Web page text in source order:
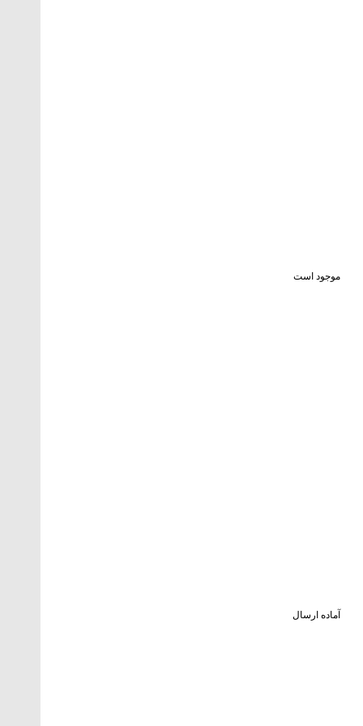
موجود است
آماده ارسال